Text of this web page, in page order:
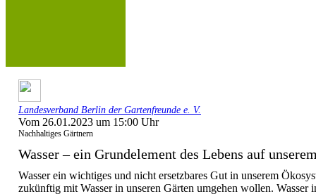
Landesverband Berlin der Gartenfreunde e. V.
Vom 26.01.2023 um 15:00 Uhr
Nachhaltiges Gärtnern
Wasser – ein Grundelement des Lebens auf
Wasser ein wichtiges und nicht ersetzbares Gut in unserem
zukünftig mit Wasser in unseren Gärten umgehen wollen. Wasser